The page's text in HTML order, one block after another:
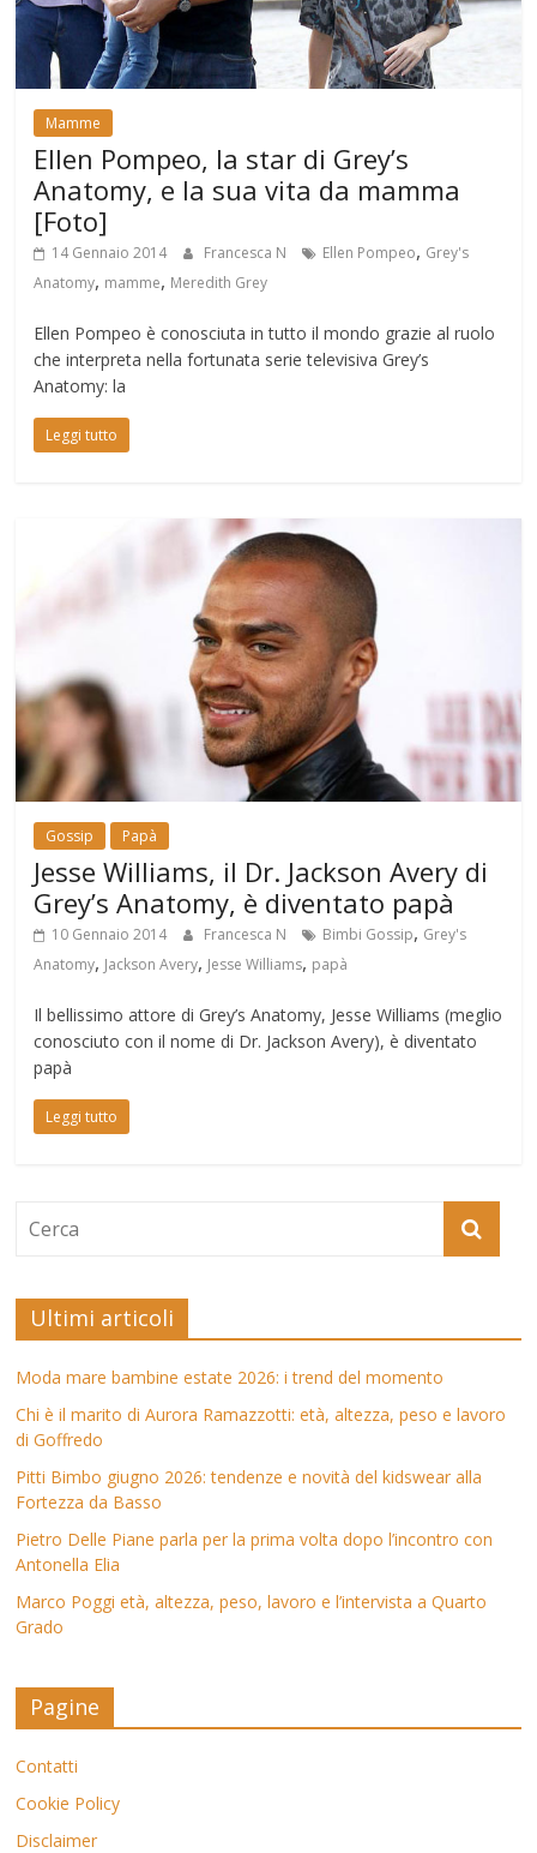
Mamme
Ellen Pompeo, la star di Grey’s
Anatomy, e la sua vita da mamma
[Foto]
14 Gennaio 2014 Francesca N Ellen Pompeo, Grey's
Anatomy, mamme, Meredith Grey
Ellen Pompeo è conosciuta in tutto il mondo grazie al ruolo
che interpreta nella fortunata serie televisiva Grey’s
Anatomy: la
Leggi tutto
Gossip Papà
Jesse Williams, il Dr. Jackson Avery di
Grey’s Anatomy, è diventato papà
10 Gennaio 2014 Francesca N Bimbi Gossip, Grey's
Anatomy, Jackson Avery, Jesse Williams, papà
Il bellissimo attore di Grey’s Anatomy, Jesse Williams (meglio
conosciuto con il nome di Dr. Jackson Avery), è diventato
papà
Leggi tutto
Ultimi articoli
Moda mare bambine estate 2026: i trend del momento
Chi è il marito di Aurora Ramazzotti: età, altezza, peso e lavoro
di Goffredo
Pitti Bimbo giugno 2026: tendenze e novità del kidswear alla
Fortezza da Basso
Pietro Delle Piane parla per la prima volta dopo l’incontro con
Antonella Elia
Marco Poggi età, altezza, peso, lavoro e l’intervista a Quarto
Grado
Pagine
Contatti
Cookie Policy
Disclaimer